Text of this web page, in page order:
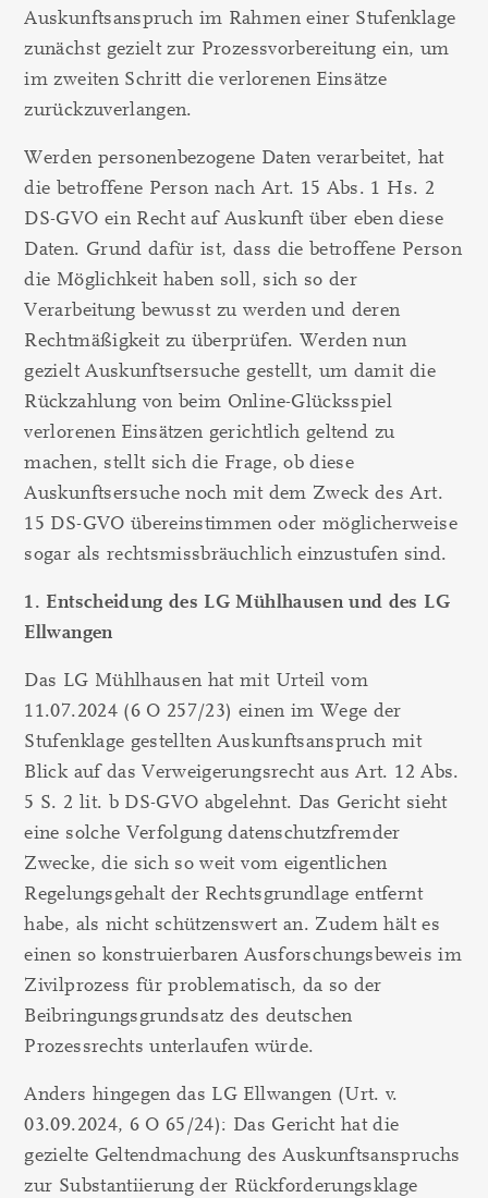
Auskunftsanspruch im Rahmen einer Stufenklage
zunächst gezielt zur Prozessvorbereitung ein, um
im zweiten Schritt die verlorenen Einsätze
zurückzuverlangen.
Werden personenbezogene Daten verarbeitet, hat
die betroffene Person nach Art. 15 Abs. 1 Hs. 2
DS-GVO ein Recht auf Auskunft über eben diese
Daten. Grund dafür ist, dass die betroffene Person
die Möglichkeit haben soll, sich so der
Verarbeitung bewusst zu werden und deren
Rechtmäßigkeit zu überprüfen. Werden nun
gezielt Auskunftsersuche gestellt, um damit die
Rückzahlung von beim Online-Glücksspiel
verlorenen Einsätzen gerichtlich geltend zu
machen, stellt sich die Frage, ob diese
Auskunftsersuche noch mit dem Zweck des Art.
15 DS-GVO übereinstimmen oder möglicherweise
sogar als rechtsmissbräuchlich einzustufen sind.
1. Entscheidung des LG Mühlhausen und des LG
Ellwangen
Das LG Mühlhausen hat mit Urteil vom
11.07.2024 (6 O 257/23) einen im Wege der
Stufenklage gestellten Auskunftsanspruch mit
Blick auf das Verweigerungsrecht aus Art. 12 Abs.
5 S. 2 lit. b DS-GVO abgelehnt. Das Gericht sieht
eine solche Verfolgung datenschutzfremder
Zwecke, die sich so weit vom eigentlichen
Regelungsgehalt der Rechtsgrundlage entfernt
habe, als nicht schützenswert an. Zudem hält es
einen so konstruierbaren Ausforschungsbeweis im
Zivilprozess für problematisch, da so der
Beibringungsgrundsatz des deutschen
Prozessrechts unterlaufen würde.
Anders hingegen das LG Ellwangen (Urt. v.
03.09.2024, 6 O 65/24): Das Gericht hat die
gezielte Geltendmachung des Auskunftsanspruchs
zur Substantiierung der Rückforderungsklage